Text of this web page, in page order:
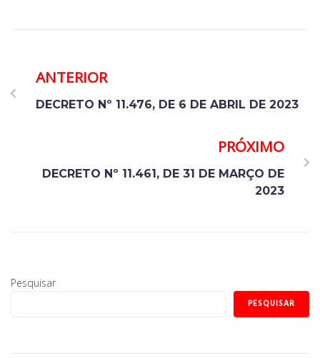
ANTERIOR
DECRETO Nº 11.476, DE 6 DE ABRIL DE 2023
PRÓXIMO
DECRETO Nº 11.461, DE 31 DE MARÇO DE
2023
Pesquisar
PESQUISAR